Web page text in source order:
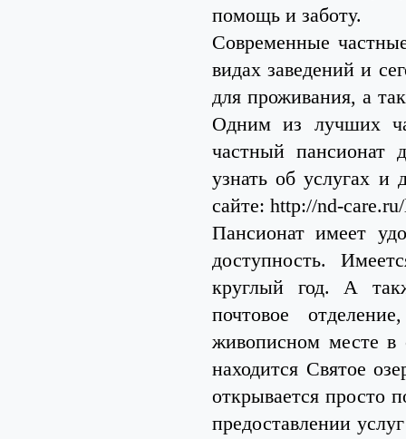
помощь и заботу.
Современные
видах заведений и
для проживания, а
Одним из лучших
частный пансионат
узнать об услугах и
сайте: http://nd-
Пансионат имеет
доступность.
круглый год. А
почтовое
живописном месте в
находится Святое
открывается просто
предоставлении